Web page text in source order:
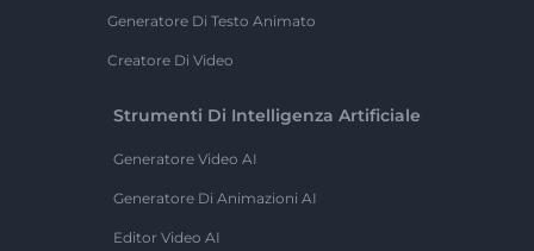
Generatore Di Testo Animato
Creatore Di Video
Strumenti Di Intelligenza Artificiale
Generatore Video AI
Generatore Di Animazioni AI
Editor Video AI